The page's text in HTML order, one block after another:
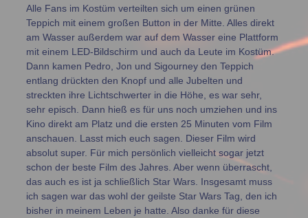
Alle Fans im Kostüm verteilten sich um einen grünen
Teppich mit einem großen Button in der Mitte. Alles direkt
am Wasser außerdem war auf dem Wasser eine Plattform
mit einem LED-Bildschirm und auch da Leute im Kostüm.
Dann kamen Pedro, Jon und Sigourney den Teppich
entlang drückten den Knopf und alle Jubelten und
streckten ihre Lichtschwerter in die Höhe, es war sehr,
sehr episch. Dann hieß es für uns noch umziehen und ins
Kino direkt am Platz und die ersten 25 Minuten vom Film
anschauen. Lasst mich euch sagen. Dieser Film wird
absolut super. Für mich persönlich vielleicht sogar jetzt
schon der beste Film des Jahres. Aber wenn überrascht,
das auch es ist ja schließlich Star Wars. Insgesamt muss
ich sagen war das wohl der geilste Star Wars Tag, den ich
bisher in meinem Leben je hatte. Also danke für diese